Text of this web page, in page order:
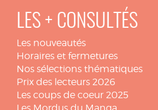
LES + CONSULTÉS
Les nouveautés
Horaires et fermetures
Nos sélections thématiques
Prix des lecteurs 2026
Les coups de coeur 2025